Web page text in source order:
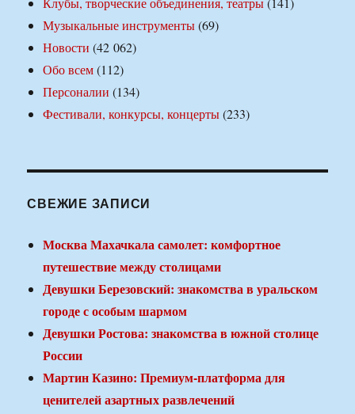
Музыкальные инструменты(69)
Новости (42 062)
Обо всем(112)
Персоналии (134)
Фестивали, конкурсы, концерты(233)
СВЕЖИЕ ЗАПИСИ
Москва Махачкала самолет: комфортное
путешествие между столицами
Девушки Березовский: знакомства в уральском
городе с особым шармом
Девушки Ростова: знакомства в южной столице
России
Мартин Казино: Премиум-платформа для
ценителей азартных развлечений